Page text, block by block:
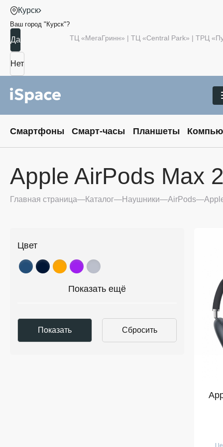
Курск
Ваш город " Курск"?
ТЦ «МегаГринн» | ТЦ «Central Park» | ТРЦ
Смартфоны Смарт-часы Планшеты
Apple AirPods Max
Главная страница Каталог Наушники AirPods
Цвет
Показать ещё